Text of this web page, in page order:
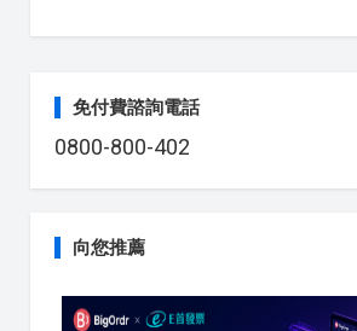
免付費諮詢電話
0800-800-402
向您推薦